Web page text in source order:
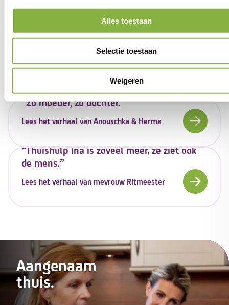
Alles toestaan
Selectie toestaan
Weigeren
Onze verhalen
"Ik ben hartstikke trots als iemand een
"Zo moeder, zo dochter."
Lees het verhaal van Anouschka & Herma
“Thuishulp Ina is zoveel meer, ze ziet ook
de mens.”
Lees het verhaal van mevrouw Ritmeester
Aangenaam
thuis.